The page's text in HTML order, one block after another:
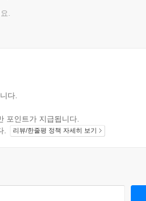
.
다.
포인트가 지급됩니다.
.
리뷰/한줄평 정책 자세히 보기